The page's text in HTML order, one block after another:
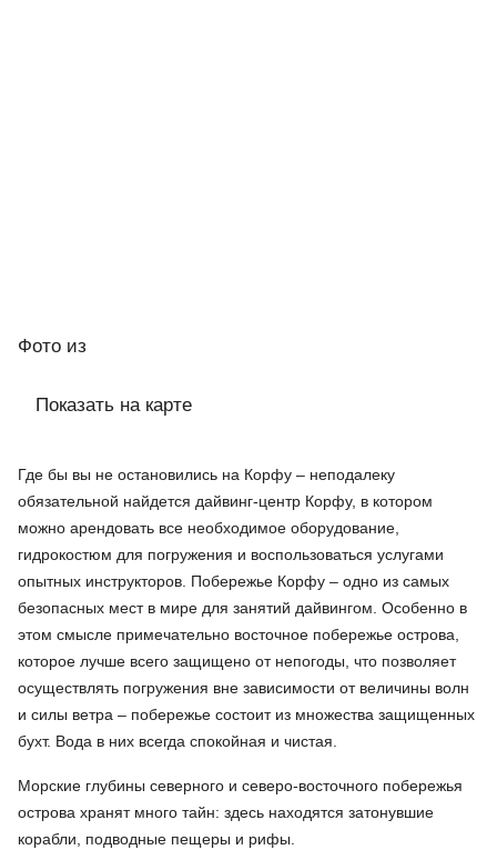
Фото из
Показать на карте
Где бы вы не остановились на Корфу – неподалеку
обязательной найдется дайвинг-центр Корфу, в котором
можно арендовать все необходимое оборудование,
гидрокостюм для погружения и воспользоваться услугами
опытных инструкторов. Побережье Корфу – одно из самых
безопасных мест в мире для занятий дайвингом. Особенно в
этом смысле примечательно восточное побережье острова,
которое лучше всего защищено от непогоды, что позволяет
осуществлять погружения вне зависимости от величины волн
и силы ветра – побережье состоит из множества защищенных
бухт. Вода в них всегда спокойная и чистая.
Морские глубины северного и северо-восточного побережья
острова хранят много тайн: здесь находятся затонувшие
корабли, подводные пещеры и рифы.